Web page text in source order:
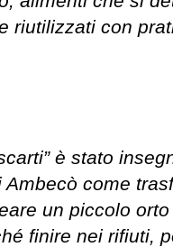
riutilizzati con
è stato
come
un piccolo
finire nei rifiuti,